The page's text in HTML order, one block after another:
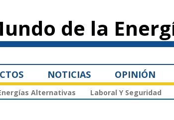
principal
de la
NOTICIAS OPINIÓN
Alternativas Laboral Y Seguridad